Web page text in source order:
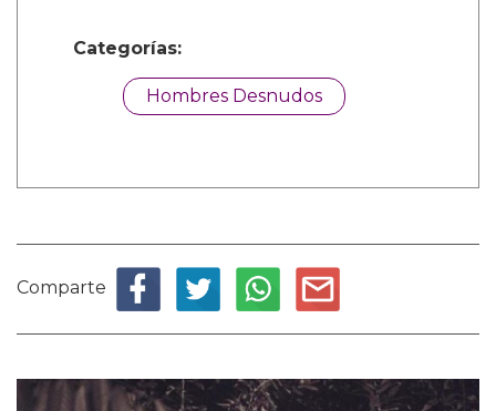
Categorías:
Hombres Desnudos
Comparte